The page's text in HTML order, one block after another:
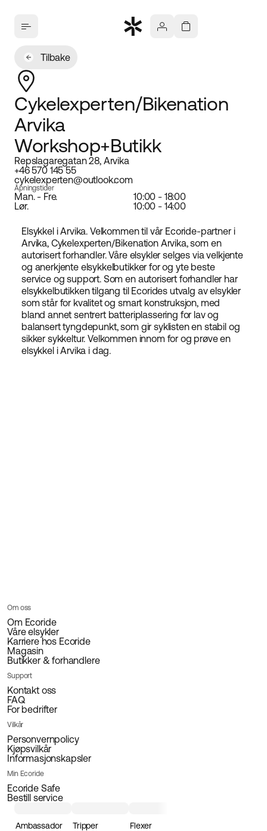
Tilbake
Cykelexperten/Bikenation
Arvika
Workshop+Butikk
Repslagaregatan 28, Arvika
+46 570 145 55
cykelexperten@outlook.com
Åpningstider
Man. - Fre.
10:00 - 18:00
Lør.
10:00 - 14:00
Elsykkel i Arvika. Velkommen til vår Ecoride-partner i
Arvika, Cykelexperten/Bikenation Arvika, som en
autorisert forhandler. Våre elsykler selges via velkjente
og anerkjente elsykkelbutikker for og yte beste
service og support. Som en autorisert forhandler har
elsykkelbutikken tilgang til Ecorides utvalg av elsykler
som står for kvalitet og smart konstruksjon, med
bland annet sentrert batteriplassering for lav og
balansert tyngdepunkt, som gir syklisten en stabil og
sikker sykkeltur. Velkommen innom for og prøve en
elsykkel i Arvika i dag.
Om oss
Om Ecoride
Våre elsykler
Karriere hos Ecoride
Magasin
Butikker & forhandlere
Support
Kontakt oss
FAQ
For bedrifter
Vilkår
Personvernpolicy
Kjøpsvilkår
Informasjonskapsler
Min Ecoride
Ecoride Safe
Bestill service
Ambassador Tripper Flexer